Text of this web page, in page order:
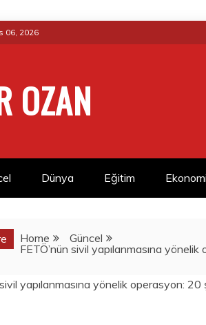
06, 2026
OZAN
Dünya Eğitim Ekonomi
Home
Güncel
FETÖ’nün sivil yapılanmasına